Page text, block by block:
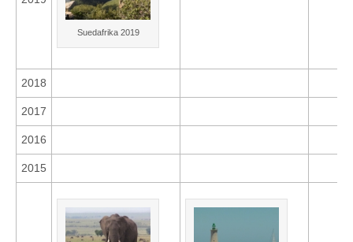
Suedafrika 2019
2018
2017
2016
2015